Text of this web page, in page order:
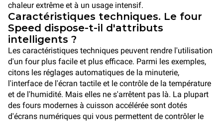
chaleur extrême et à un usage intensif.
Caractéristiques techniques. Le four
Speed dispose-t-il d'attributs
intelligents ?
Les caractéristiques techniques peuvent rendre l'utilisation
d'un four plus facile et plus efficace. Parmi les exemples,
citons les réglages automatiques de la minuterie,
l'interface de l'écran tactile et le contrôle de la température
et de l'humidité. Mais elles ne s'arrêtent pas là. La plupart
des fours modernes à cuisson accélérée sont dotés
d'écrans numériques qui vous permettent de contrôler le